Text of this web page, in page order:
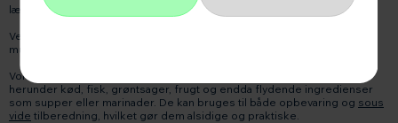
længere tid.
Ved at fjerne luften reduceres også risikoen for bakterievækst,
mugdannelse og oxidation, hvilket bidrager til at minimere madspild.
Vores vakuumposer er velegnede til en bred vifte af fødevarer,
herunder kød, fisk, grøntsager, frugt og endda flydende ingredienser
som supper eller marinader. De kan bruges til både opbevaring og sous
vide tilberedning, hvilket gør dem alsidige og praktiske.